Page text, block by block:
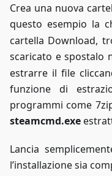
Crea una nuova
questo esempio la
cartella Download,
scaricato e spostalo
estrarre il file
funzione di
programmi come
steamcmd.exe
Lancia
l’installazione sia